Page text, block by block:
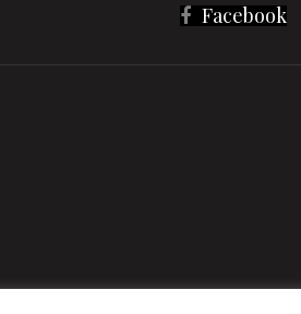
Facebook